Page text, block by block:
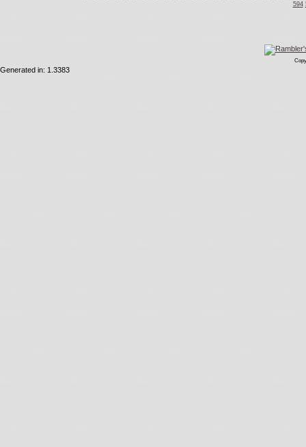
594
Generated in: 1.3383